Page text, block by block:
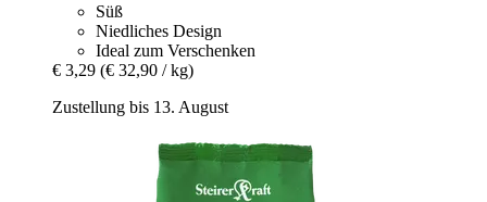
Süß
Niedliches Design
Ideal zum Verschenken
€ 3,29 (€ 32,90 / kg)
Zustellung bis 13. August